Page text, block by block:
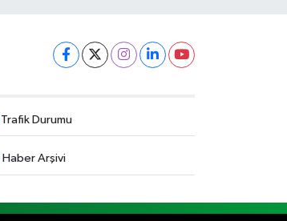
Trafik Durumu
Haber Arşivi